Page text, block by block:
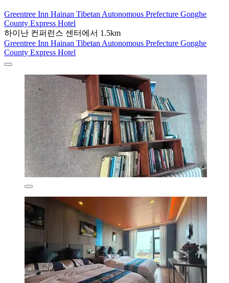
Greentree Inn Hainan Tibetan Autonomous Prefecture Gonghe
County Express Hotel
하이난 컨퍼런스 센터에서 1.5km
Greentree Inn Hainan Tibetan Autonomous Prefecture Gonghe
County Express Hotel